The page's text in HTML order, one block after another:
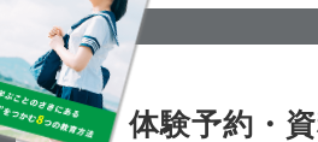
体験予約・